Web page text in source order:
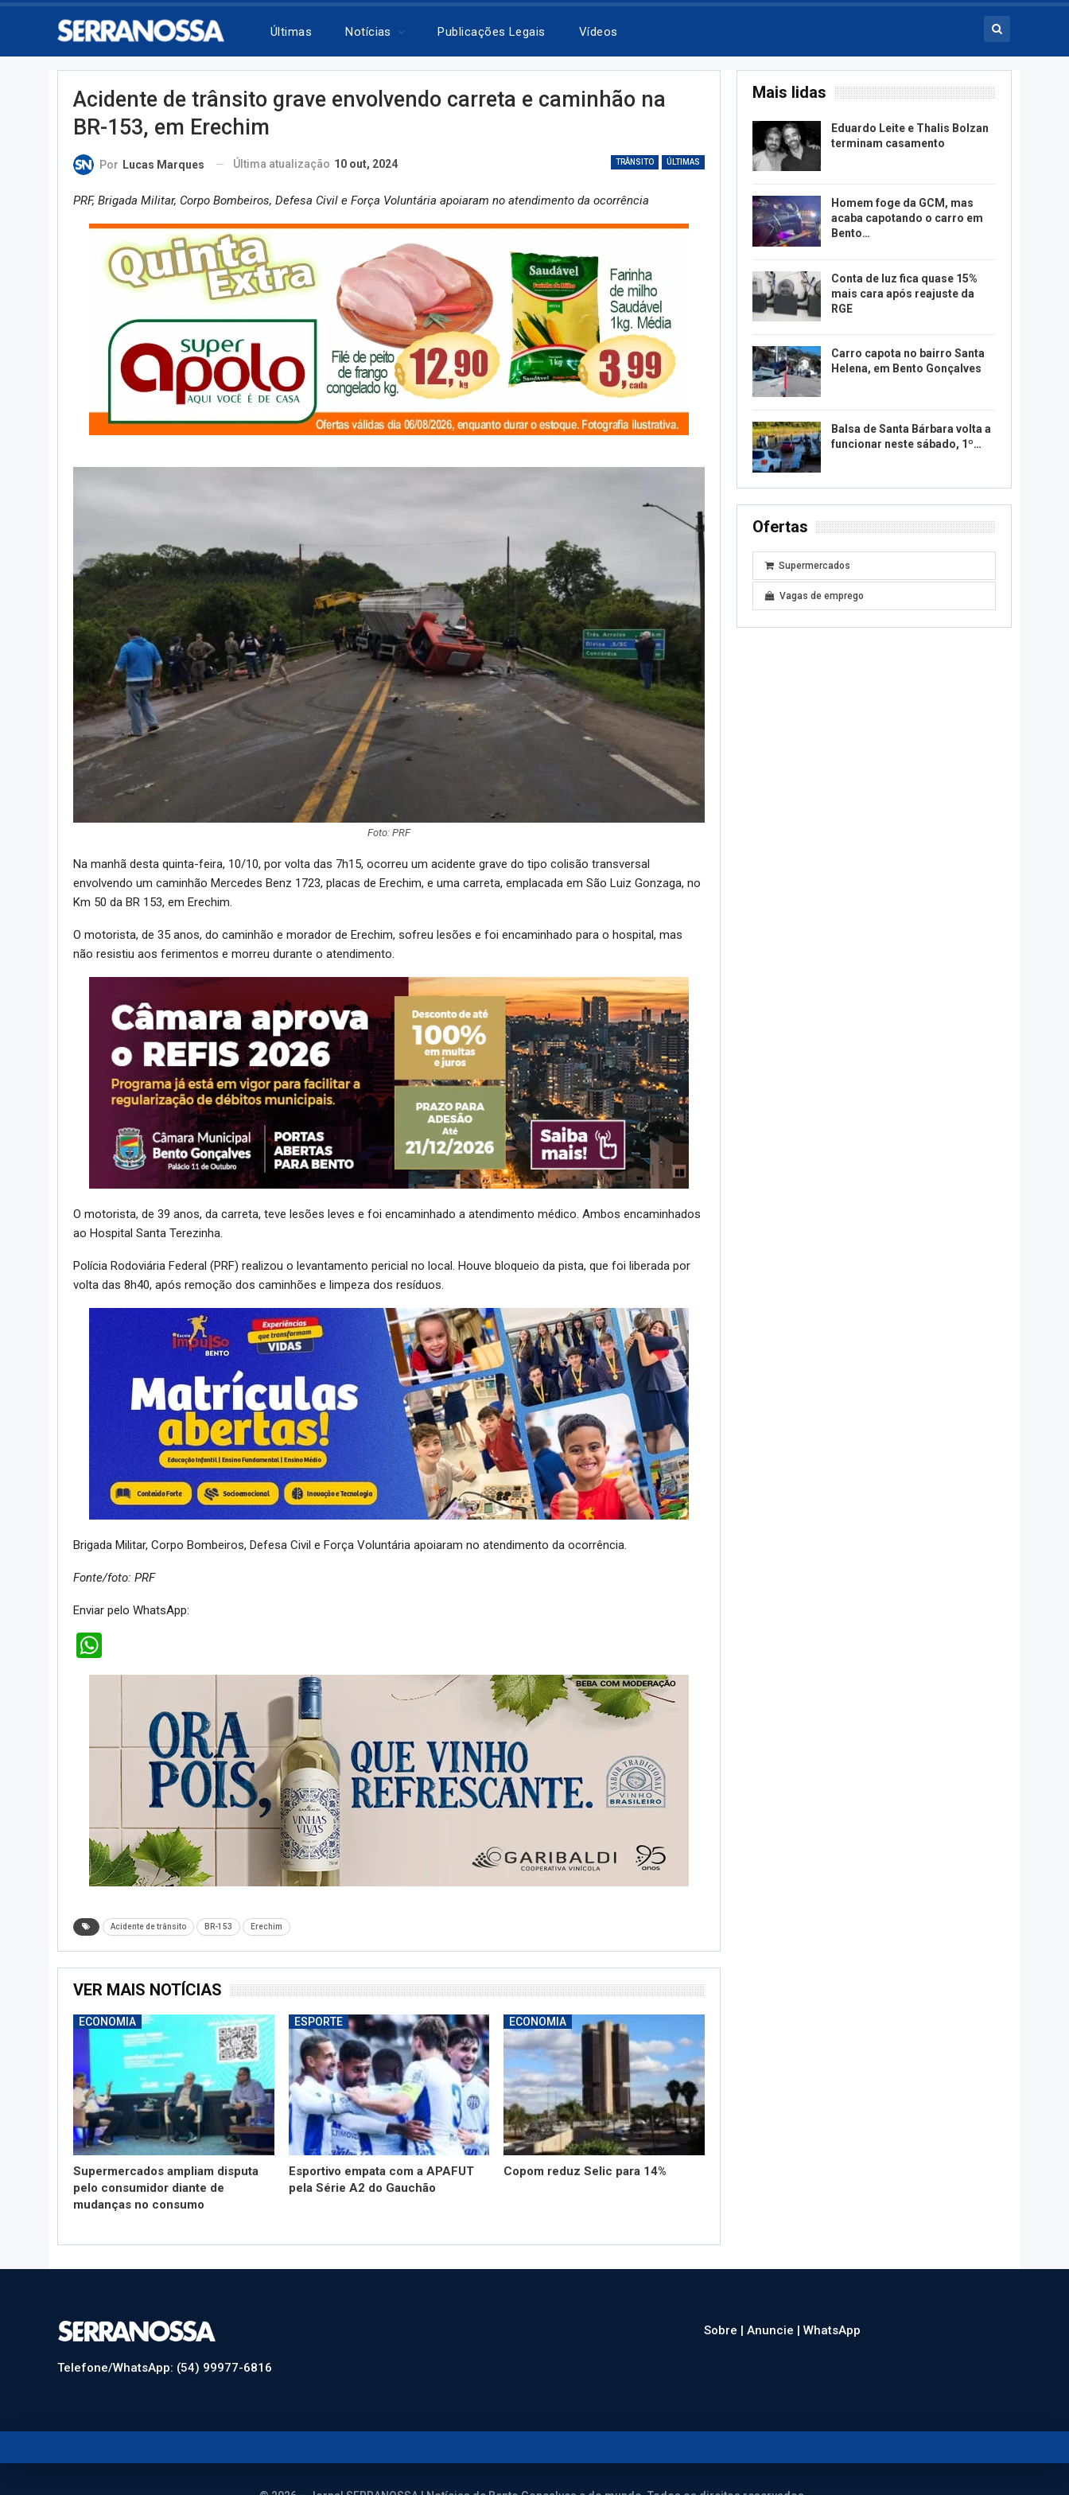
Últimas Notícias Publicações Legais Vídeos
Acidente de trânsito grave envolvendo carreta e caminhão na
BR-153, em Erechim
TRÂNSITO ÚLTIMAS
Por Lucas Marques Última atualização 10 out, 2024
PRF, Brigada Militar, Corpo Bombeiros, Defesa Civil e Força Voluntária apoiaram no atendimento da ocorrência
Foto: PRF
Na manhã desta quinta-feira, 10/10, por volta das 7h15, ocorreu um acidente grave do tipo colisão transversal
envolvendo um caminhão Mercedes Benz 1723, placas de Erechim, e uma carreta, emplacada em São Luiz Gonzaga, no
Km 50 da BR 153, em Erechim.
O motorista, de 35 anos, do caminhão e morador de Erechim, sofreu lesões e foi encaminhado para o hospital, mas
não resistiu aos ferimentos e morreu durante o atendimento.
O motorista, de 39 anos, da carreta, teve lesões leves e foi encaminhado a atendimento médico. Ambos encaminhados
ao Hospital Santa Terezinha.
Polícia Rodoviária Federal (PRF) realizou o levantamento pericial no local. Houve bloqueio da pista, que foi liberada por
volta das 8h40, após remoção dos caminhões e limpeza dos resíduos.
Brigada Militar, Corpo Bombeiros, Defesa Civil e Força Voluntária apoiaram no atendimento da ocorrência.
Fonte/foto: PRF
Enviar pelo WhatsApp:
Acidente de trânsito BR-153 Erechim
VER MAIS NOTÍCIAS
ECONOMIA
Supermercados ampliam disputa
pelo consumidor diante de
mudanças no consumo
ESPORTE
Esportivo empata com a APAFUT
pela Série A2 do Gauchão
ECONOMIA
Copom reduz Selic para 14%
Mais lidas
Eduardo Leite e Thalis Bolzan
terminam casamento
Homem foge da GCM, mas
acaba capotando o carro em
Bento…
Conta de luz fica quase 15%
mais cara após reajuste da
RGE
Carro capota no bairro Santa
Helena, em Bento Gonçalves
Balsa de Santa Bárbara volta a
funcionar neste sábado, 1º…
Ofertas
Supermercados
Vagas de emprego
Telefone/WhatsApp: (54) 99977-6816
Sobre |Anuncie |WhatsApp